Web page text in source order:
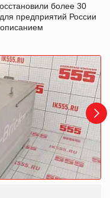
более 30
предприятий России